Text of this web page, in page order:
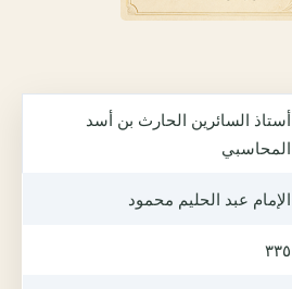
أستاذ السائرين الحارث بن أسد
المحاسبي
الإمام عبد الحليم محمود
٣٣٥